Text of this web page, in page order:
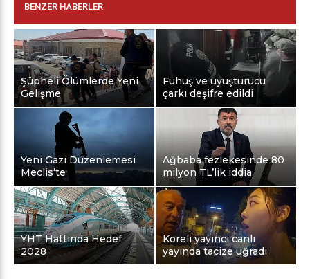
BENZER HABERLER
Şüpheli Ölümlerde Yeni
Gelişme
Fuhuş ve uyuşturucu
çarkı deşifre edildi
Yeni Gazi Düzenlemesi
Meclis’te
Ağbaba fezlekesinde 80
milyon TL’lik iddia
YHT Hattında Hedef
2028
Koreli yayıncı canlı
yayında tacize uğradı